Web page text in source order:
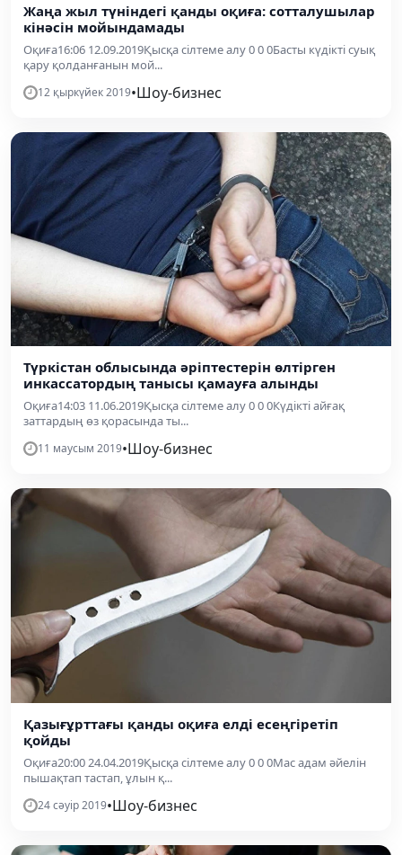
Жаңа жыл түніндегі қанды оқиға: сотталушылар
кінәсін мойындамады
Оқиға16:06 12.09.2019Қысқа сілтеме алу 0 0 0Басты күдікті суық
қару қолданғанын мой...
12 қыркүйек 2019•Шоу-бизнес
Түркістан облысында әріптестерін өлтірген
инкассатордың танысы қамауға алынды
Оқиға14:03 11.06.2019Қысқа сілтеме алу 0 0 0Күдікті айғақ
заттардың өз қорасында ты...
11 маусым 2019•Шоу-бизнес
Қазығұрттағы қанды оқиға елді есеңгіретіп
қойды
Оқиға20:00 24.04.2019Қысқа сілтеме алу 0 0 0Мас адам әйелін
пышақтап тастап, ұлын қ...
24 сәуір 2019•Шоу-бизнес